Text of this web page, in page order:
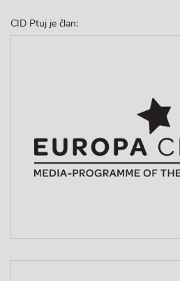
CID Ptuj je član: